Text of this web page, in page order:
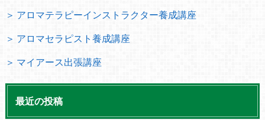
＞ アロマテラピーインストラクター養成講座
＞ アロマセラピスト養成講座
＞ マイアース出張講座
最近の投稿